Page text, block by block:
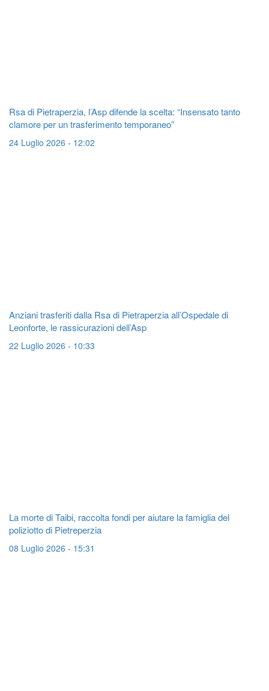
Rsa di Pietraperzia, l’Asp difende la scelta: “Insensato tanto
clamore per un trasferimento temporaneo”
24 Luglio 2026 - 12:02
Anziani trasferiti dalla Rsa di Pietraperzia all’Ospedale di
Leonforte, le rassicurazioni dell’Asp
22 Luglio 2026 - 10:33
La morte di Taibi, raccolta fondi per aiutare la famiglia del
poliziotto di Pietreperzia
08 Luglio 2026 - 15:31